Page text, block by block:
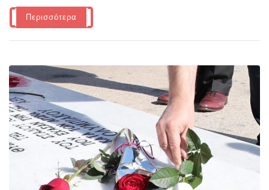
Περισσότερα